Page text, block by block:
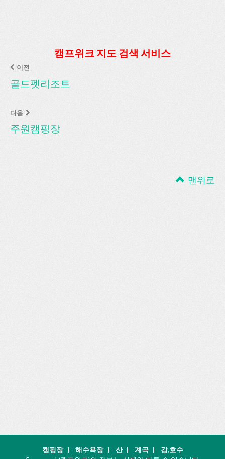
캠프위크 지도 검색 서비스
이전
골드펫리조트
다음
주원캠핑장
맨위로
캠핑장| 해수욕장| 산| 계곡|
강,호수